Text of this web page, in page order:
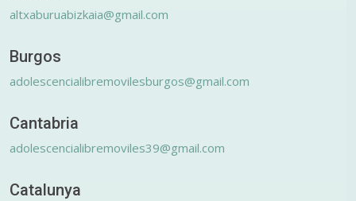
altxaburuabizkaia@gmail.com
Burgos
adolescencialibremovilesburgos@gmail.com
Cantabria
adolescencialibremoviles39@gmail.com
Catalunya